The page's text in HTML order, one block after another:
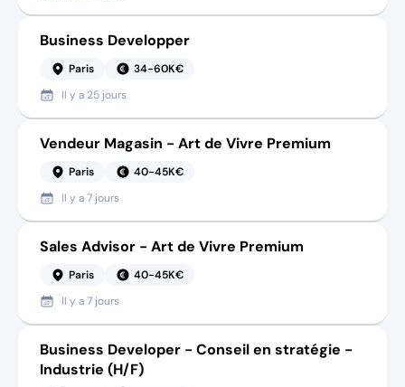
Business Developper
Paris
34-60K€
Il y a 25 jours
Vendeur Magasin - Art de Vivre Premium
Paris
40-45K€
Il y a7 jours
Sales Advisor - Art de Vivre Premium
Paris
40-45K€
Il y a7 jours
Business Developer - Conseil en stratégie -
Industrie (H/F)